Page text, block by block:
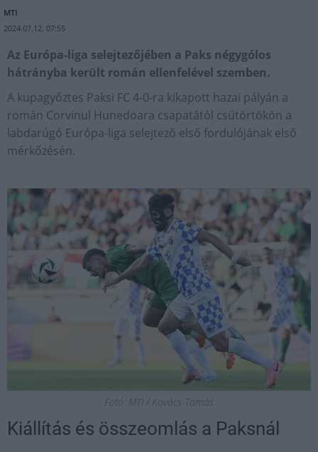
MTI
2024.07.12. 07:55
Az Európa-liga selejtezőjében a Paks négygólos
hátrányba került román ellenfelével szemben.
A kupagyőztes Paksi FC 4-0-ra kikapott hazai pályán a
román Corvinul Hunedoara csapatától csütörtökön a
labdarúgó Európa-liga selejtező első fordulójának első
mérkőzésén.
Fotó: MTI / Kovács Tamás
Kiállítás és összeomlás a Paksnál